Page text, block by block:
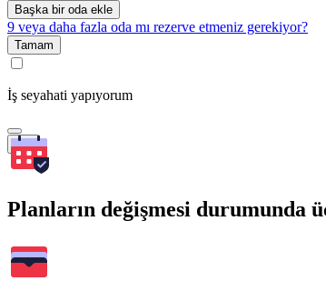
Başka bir oda ekle
9 veya daha fazla oda mı rezerve etmeniz gerekiyor?
Tamam
İş seyahati yapıyorum
Ara
Planların değişmesi durumunda